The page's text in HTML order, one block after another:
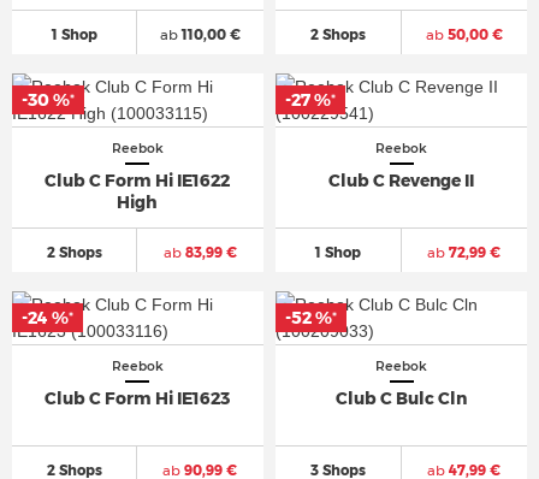
1 Shop ab110,00 € 2 Shops ab50,00 €
Reebok
Club C Form Hi IE1622
High
2 Shops ab83,99 €
-30 %*
-30 %*
Reebok
Club C Revenge II
1 Shop ab 72,99 €
-27 %*
-27 %*
Reebok
Club C Form Hi IE1623
2 Shops ab 90,99 €
-24 %*
-24 %*
Reebok
Club C Bulc Cln
3 Shops ab 47,99 €
-52 %*
-52 %*